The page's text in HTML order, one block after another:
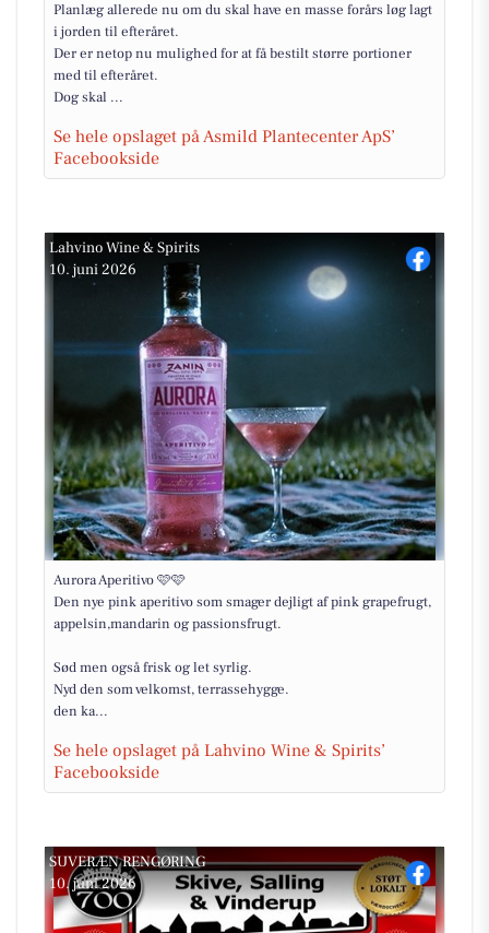
Planlæg allerede nu om du skal have en masse forårs løg lagt
i jorden til efteråret.
Der er netop nu mulighed for at få bestilt større portioner
med til efteråret.
Dog skal ...
Se hele opslaget på Asmild Plantecenter ApS’
Facebookside
Lahvino Wine & Spirits
10. juni 2026
Aurora Aperitivo 🩷🩷
Den nye pink aperitivo som smager dejligt af pink grapefrugt,
appelsin,mandarin og passionsfrugt.
Sød men også frisk og let syrlig.
Nyd den som velkomst, terrassehygge.
den ka...
Se hele opslaget på Lahvino Wine & Spirits’
Facebookside
SUVERÆN RENGØRING
10. juni 2026